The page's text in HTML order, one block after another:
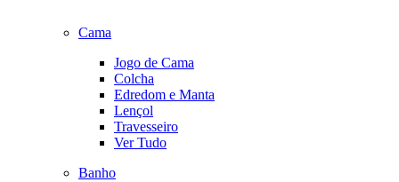
Cama
Jogo de Cama
Colcha
Edredom e Manta
Lençol
Travesseiro
Ver Tudo
Banho